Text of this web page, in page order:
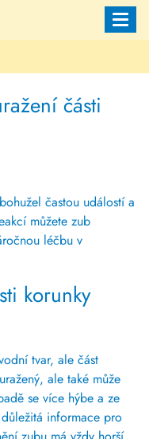
části
častou událostí a
můžete zub
léčbu v
korunky
tvar, ale část
ale také může
se více hýbe a ze
informace pro